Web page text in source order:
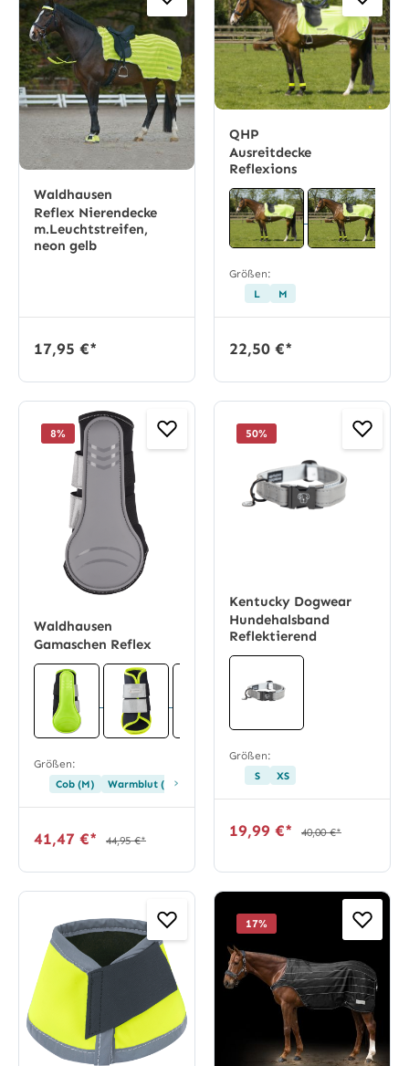
Waldhausen
Reflex Nierendecke
m.Leuchtstreifen,
neon gelb
17,95 €*
QHP
Ausreitdecke
Reflexions
Größen:
L
M
22,50 €*
8%
Waldhausen
Gamaschen Reflex
Größen:
Cob (M)
Warmblut (L)›
41,47 €* 44,95 €*
50%
Kentucky Dogwear
Hundehalsband
Reflektierend
Größen:
S
XS
19,99 €* 40,00 €*
17%